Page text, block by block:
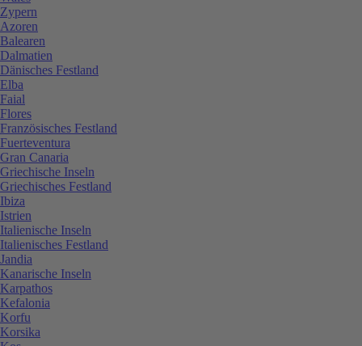
Zypern
Azoren
Balearen
Dalmatien
Dänisches Festland
Elba
Faial
Flores
Französisches Festland
Fuerteventura
Gran Canaria
Griechische Inseln
Griechisches Festland
Ibiza
Istrien
Italienische Inseln
Italienisches Festland
Jandia
Kanarische Inseln
Karpathos
Kefalonia
Korfu
Korsika